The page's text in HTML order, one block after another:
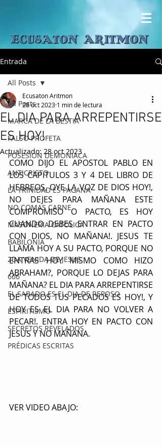
Entrada
All Posts
MARCA DE LA BESTIA
FALSO PROFETA
POSESION DEMONIACA
ANTICRISTO
LA TRINIDAD ES PAGANA
NO COMAS CARNE
MASONERIA CATOLICA
BABILONIA
2DA VENIDA DE JESUS
666
EL SABADO ES EL DIA DE REPOSO
ESPIRITISMO
SECRETOS REVELADOS
PRÉDICAS ESCRITAS
All Posts
EL DIA PARA ARREPENTIRSE
ES HOY!
Ecusaton Aritmon
28 oct 2023 1 min de lectura
Actualizado:28 oct 2023
COMO DIJO EL APOSTOL PABLO EN
LOS CAPITULOS 3 Y 4 DEL LIBRO DE
HEBREOS, OYE LA VOZ DE DIOS HOY!,
NO DEJES PARA MAÑANA ESTE
COMPROMISO O PACTO, ES HOY
CUANDO DEBES ENTRAR EN PACTO
CON DIOS, NO MAÑANA!. JESUS TE
LLAMA HOY A SU PACTO, PORQUE NO
ENTRAS HOY MISMO COMO HIZO
ABRAHAM?, PORQUE LO DEJAS PARA
MAÑANA? EL DIA PARA ARREPENTIRSE
DE TODOS TUS PECADOS ES HOY!, Y
HOY ES EL DIA PARA NO VOLVER A
PECAR!. ENTRA HOY EN PACTO CON
JESUS Y NO MAÑANA.
VER VIDEO ABAJO: